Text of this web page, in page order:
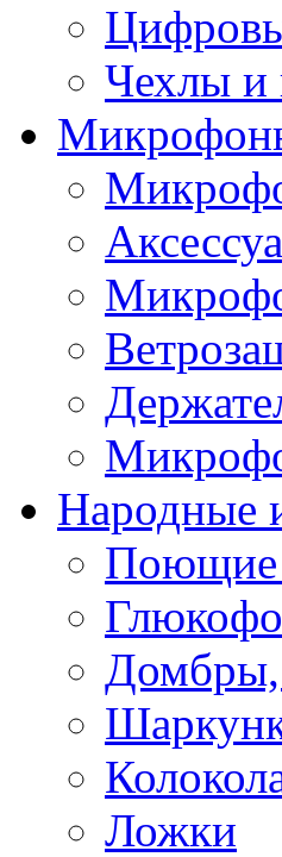
Чехлы и
Народные
Поющие
Домбры,
Ложки